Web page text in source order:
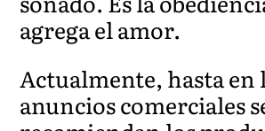
agrega el amor.
Actualmente, hasta en
anuncios comerciales